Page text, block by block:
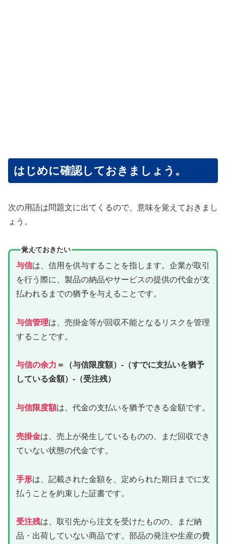
はじめに確認しておきましょう。
次の用語は問題文に出てくるので、意味を覚えておきまし
ょう。
覚えておきたい
与信は、信用を供与することを指します。企業が取引
を行う際に、製品の納品やサービスの提供の代金が支
払われるまでの猶予を与えることです。
与信管理は、売掛金等が回収不能となるリスクを管理
することです。
与信の余力 ＝（与信限度額）-（すでに支払いを猶予
している金額）-（受注残）
与信限度額は、代金の支払いを猶予できる金額です。
売掛金は、売上が発生しているものの、まだ回収でき
ていない状態の代金です。
手形は、記載された金額を、定められた期日までに支
払うことを約束した証書です。
受注残は、取引先から注文を受けたものの、まだ納
品・出荷していない商品です。部品の発注や生産の費